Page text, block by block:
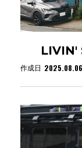
LIVIN'
作成日 2025.08.06